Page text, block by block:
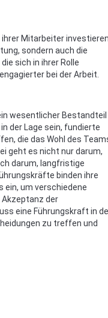
ihrer Mitarbeiter
sondern auch die
sich in ihrer Rolle
bei der Arbeit.
wesentlicher Bestandteil
der Lage sein, fundierte
die das Wohl des
geht es nicht nur darum,
darum, langfristige
binden ihre
ein, um verschiedene
Akzeptanz der
eine Führungskraft in
zu treffen und